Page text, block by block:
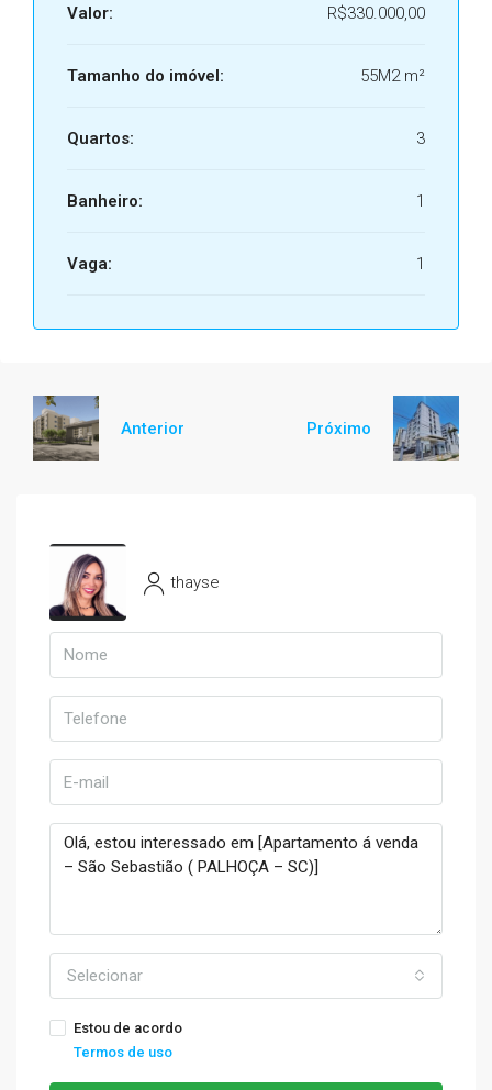
Valor: R$330.000,00
Tamanho do imóvel: 55M2 m²
Quartos: 3
Banheiro: 1
Vaga: 1
Anterior Próximo
thayse
Selecionar
Estou de acordo
Termos de uso